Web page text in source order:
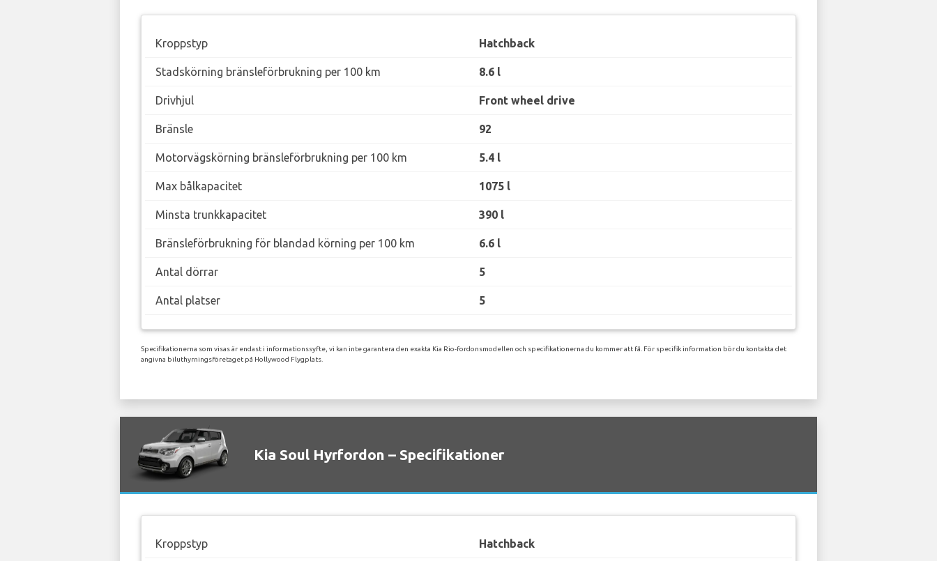
Kroppstyp Hatchback
Stadskörning bränsleförbrukning per 100 km 8.6 l
Drivhjul Front wheel drive
Bränsle 92
Motorvägskörning bränsleförbrukning per 100 km 5.4 l
Max bålkapacitet 1075 l
Minsta trunkkapacitet 390 l
Bränsleförbrukning för blandad körning per 100 km 6.6 l
Antal dörrar 5
Antal platser 5
Specifikationerna som visas är endast i informationssyfte, vi kan inte garantera den exakta Kia Rio-fordonsmodellen och specifikationerna du kommer att få. För specifik information bör du kontakta det
angivna biluthyrningsföretaget på Hollywood Flygplats.
Kia Soul Hyrfordon – Specifikationer
Kroppstyp Hatchback